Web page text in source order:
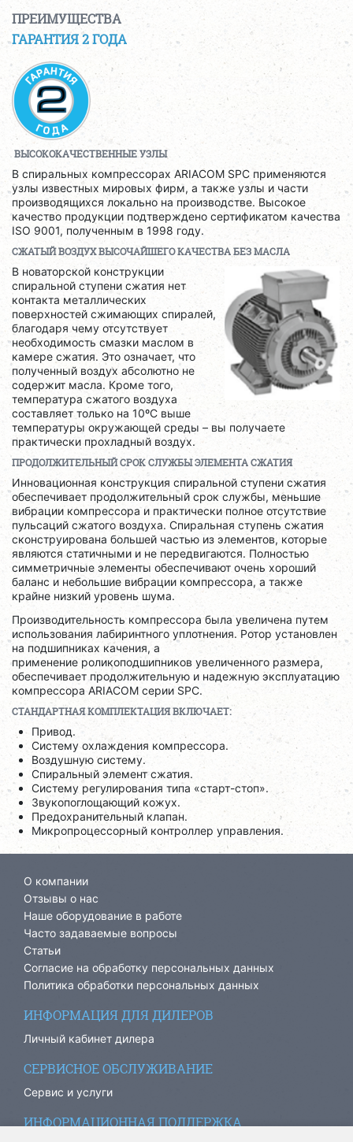
ПРЕИМУЩЕСТВА
ГАРАНТИЯ 2 ГОДА
ВЫСОКОКАЧЕСТВЕННЫЕ УЗЛЫ
В спиральных компрессорах ARIACOM SPC применяются
узлы известных мировых фирм, а также узлы и части
производящихся локально на производстве. Высокое
качество продукции подтверждено сертификатом качества
ISO 9001, полученным в 1998 году.
СЖАТЫЙ ВОЗДУХ ВЫСОЧАЙШЕГО КАЧЕСТВА БЕЗ МАСЛА
В новаторской конструкции
спиральной ступени сжатия нет
контакта металлических
поверхностей сжимающих спиралей,
благодаря чему отсутствует
необходимость смазки маслом в
камере сжатия. Это означает, что
полученный воздух абсолютно не
содержит масла. Кроме того,
температура сжатого воздуха
составляет только на 10ºС выше
температуры окружающей среды – вы получаете
практически прохладный воздух.
ПРОДОЛЖИТЕЛЬНЫЙ СРОК СЛУЖБЫ ЭЛЕМЕНТА СЖАТИЯ
Инновационная конструкция спиральной ступени сжатия
обеспечивает продолжительный срок службы, меньшие
вибрации компрессора и практически полное отсутствие
пульсаций сжатого воздуха. Спиральная ступень сжатия
сконструирована большей частью из элементов, которые
являются статичными и не передвигаются. Полностью
симметричные элементы обеспечивают очень хороший
баланс и небольшие вибрации компрессора, а также
крайне низкий уровень шума.
Производительность компрессора была увеличена путем
использования лабиринтного уплотнения. Ротор установлен
на подшипниках качения, а
применение роликоподшипников увеличенного размера,
обеспечивает продолжительную и надежную эксплуатацию
компрессора ARIACOM серии SPC.
СТАНДАРТНАЯ КОМПЛЕКТАЦИЯ ВКЛЮЧАЕТ:
Привод.
Систему охлаждения компрессора.
Воздушную систему.
Спиральный элемент сжатия.
Систему регулирования типа «старт-стоп».
Звукопоглощающий кожух.
Предохранительный клапан.
Микропроцессорный контроллер управления.
О компании
Отзывы о нас
Наше оборудование в работе
Часто задаваемые вопросы
Статьи
Согласие на обработку персональных данных
Политика обработки персональных данных
ИНФОРМАЦИЯ ДЛЯ ДИЛЕРОВ
Личный кабинет дилера
СЕРВИСНОЕ ОБСЛУЖИВАНИЕ
Сервис и услуги
ИНФОРМАЦИОННАЯ ПОДДЕРЖКА